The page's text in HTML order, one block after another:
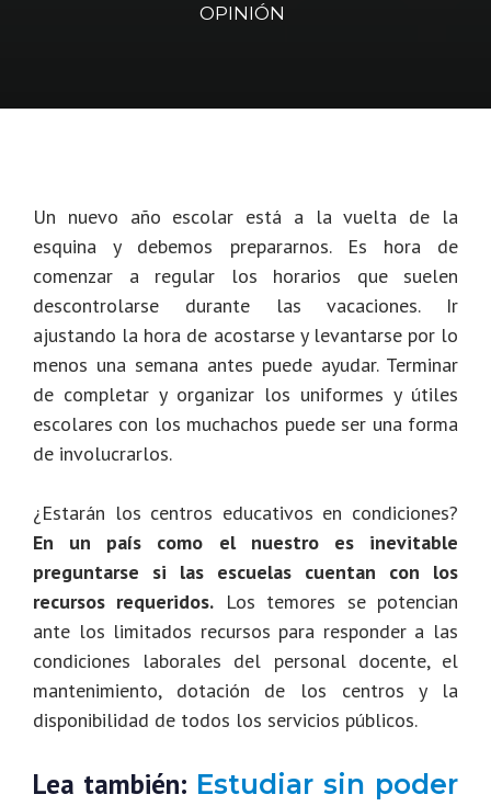
OPINIÓN
Un nuevo año escolar está a la vuelta de la
esquina y debemos prepararnos. Es hora de
comenzar a regular los horarios que suelen
descontrolarse durante las vacaciones. Ir
ajustando la hora de acostarse y levantarse por lo
menos una semana antes puede ayudar. Terminar
de completar y organizar los uniformes y útiles
escolares con los muchachos puede ser una forma
de involucrarlos.
¿Estarán los centros educativos en condiciones?
En un país como el nuestro es inevitable
preguntarse si las escuelas cuentan con los
recursos requeridos. Los temores se potencian
ante los limitados recursos para responder a las
condiciones laborales del personal docente, el
mantenimiento, dotación de los centros y la
disponibilidad de todos los servicios públicos.
Lea también: Estudiar sin poder